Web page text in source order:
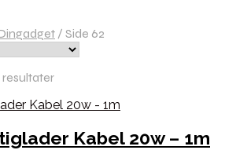
/ Side 62
resultater
Kabel 20w – 1m